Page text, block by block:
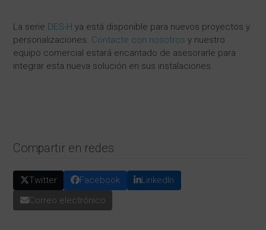
La serie DES-H ya está disponible para nuevos proyectos y
personalizaciones. Contacte con nosotros y nuestro
equipo comercial estará encantado de asesorarle para
integrar esta nueva solución en sus instalaciones.
Compartir en redes
Twitter Facebook
LinkedIn
Correo electrónico